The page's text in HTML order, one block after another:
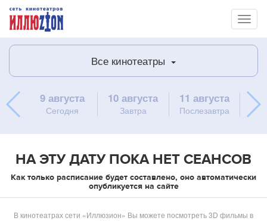
Все кинотеатры
9 августа
Сегодня
10 августа
Завтра
11 августа
Послезавтра
12
НА ЭТУ ДАТУ ПОКА НЕТ СЕАНСОВ
Как только расписание будет составлено, оно автоматически
опубликуется на сайте
В кинотеатрах сети «Иллюзион» Вы можете посмотреть 3D фильмы в